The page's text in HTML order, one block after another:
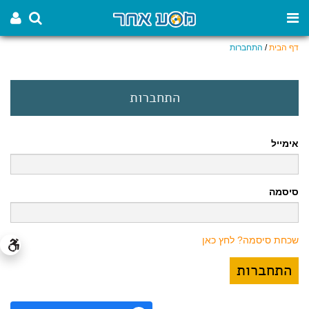
דף הבית/ התחברות
התחברות
אימייל
סיסמה
שכחת סיסמה? לחץ כאן